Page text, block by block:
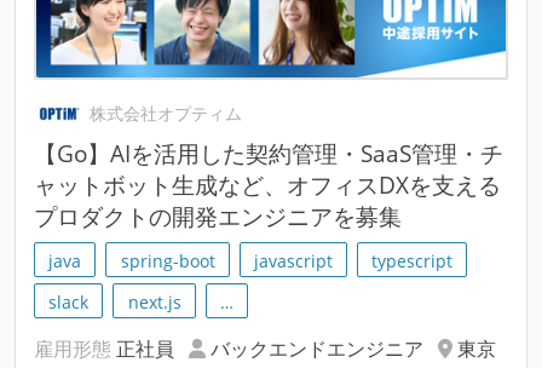
株式会社オプティム
【Go】AIを活用した契約管理・SaaS管理・チ
ャットボット生成など、オフィスDXを支える
プロダクトの開発エンジニアを募集
java spring-boot javascript
typescript
slack
next.js …
雇用形態 正社員 バックエンドエンジニア
東京